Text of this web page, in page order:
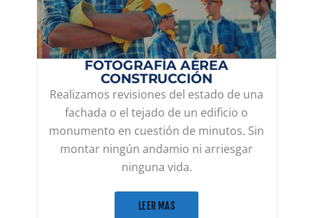
FOTOGRAFÍA AÉREA
CONSTRUCCIÓN
Realizamos revisiones del estado de una
fachada o el tejado de un edificio o
monumento en cuestión de minutos. Sin
montar ningún andamio ni arriesgar
ninguna vida.
LEER MAS